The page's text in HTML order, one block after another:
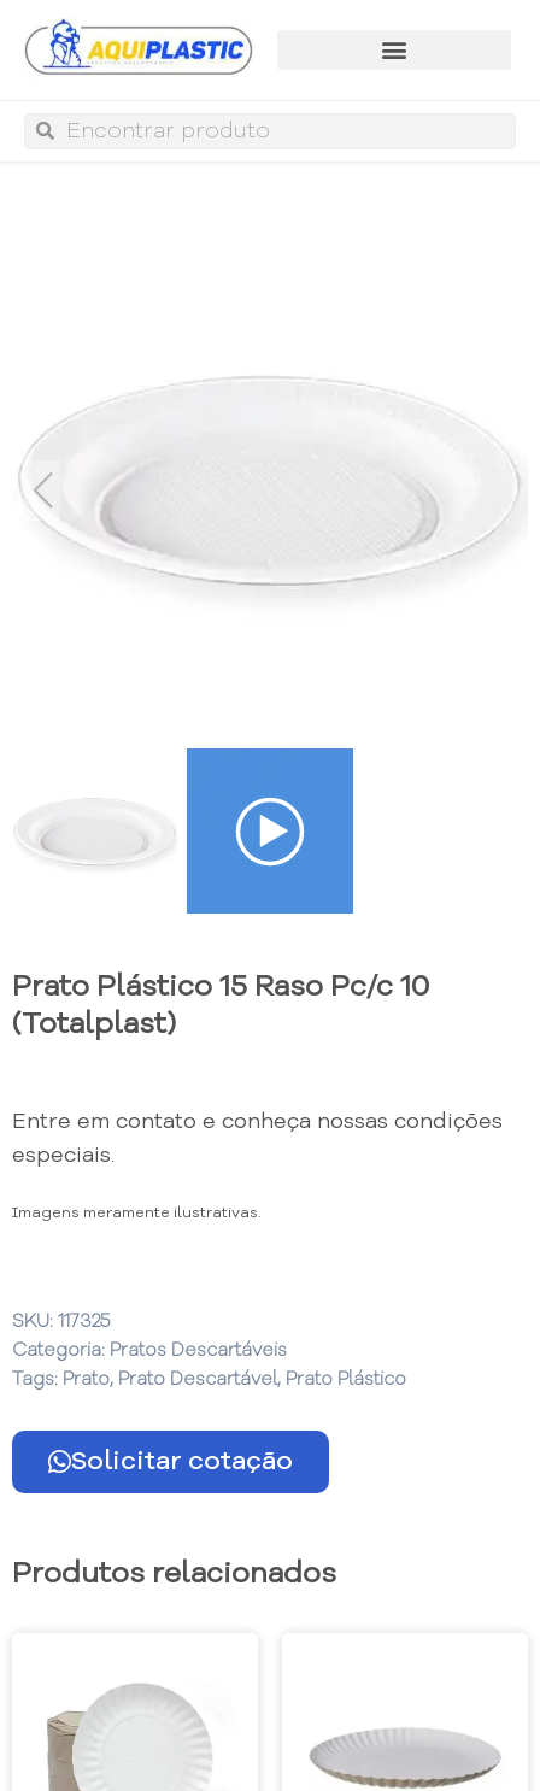
Prato Plástico 15 Raso Pc/c 10
(Totalplast)
Entre em contato e conheça nossas condições
especiais.
Imagens meramente ilustrativas.
SKU: 117325
Categoria: Pratos Descartáveis
Tags: Prato, Prato Descartável, Prato Plástico
Solicitar cotação
Produtos relacionados